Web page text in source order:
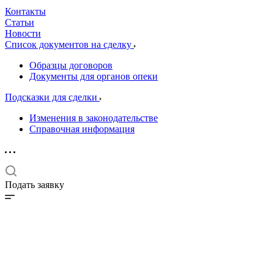
Контакты
Статьи
Новости
Список документов на сделку
Образцы договоров
Документы для органов опеки
Подсказки для сделки
Изменения в законодательстве
Справочная информация
Подать заявку